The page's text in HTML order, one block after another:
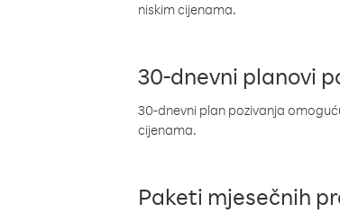
niskim cijenama.
30-dnevni planovi
30-dnevni plan pozivanja
cijenama.
Paketi mjesečnih